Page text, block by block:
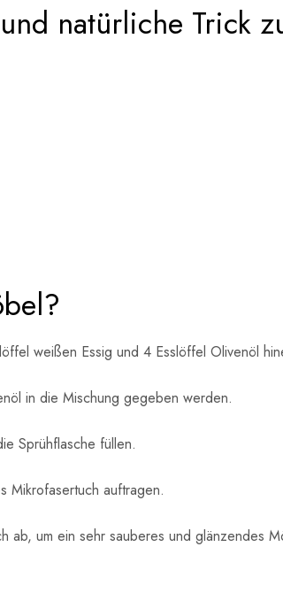
natürliche Trick
weißen Essig und 4 Esslöffel Olivenöl
in die Mischung gegeben werden.
Sprühflasche füllen.
Mikrofasertuch auftragen.
ab, um ein sehr sauberes und glänzendes